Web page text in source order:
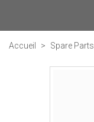
Accueil > Spare Parts